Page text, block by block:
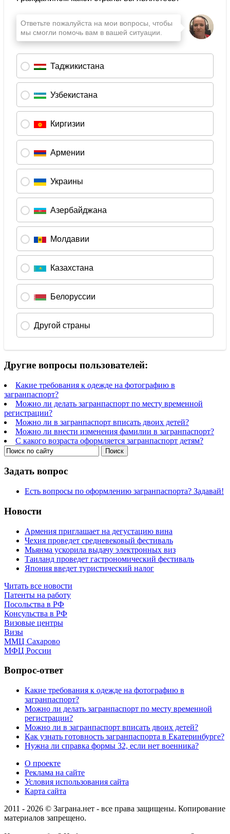
Другие вопросы пользователей:
Какие требования к одежде на фотографию в
загранпаспорт?
Можно ли делать загранпаспорт по месту временной
регистрации?
Можно ли в загранпаспорт вписать двоих детей?
Можно ли внести изменения фамилии в загранпаспорт?
С какого возраста оформляется загранпаспорт детям?
Задать вопрос
Есть вопросы по оформлению загранпаспорта? Задавай!
Новости
Армения приглашает на дегустацию вина
Чехия проведет средневековый фестиваль
Мьянма ускорила выдачу электронных виз
Таиланд проведет гастрономический фестиваль
Япония введет туристический налог
Читать все новости
Патенты на работу
Посольства в РФ
Консульства в РФ
Визовые центры
Визы
ММЦ Сахарово
МФЦ России
Вопрос-ответ
Какие требования к одежде на фотографию в
загранпаспорт?
Можно ли делать загранпаспорт по месту временной
регистрации?
Можно ли в загранпаспорт вписать двоих детей?
Как узнать готовность загранпаспорта в Екатеринбурге?
Нужна ли справка формы 32, если нет военника?
О проекте
Реклама на сайте
Условия использования сайта
Карта сайта
2011 - 2026 © Заграна.нет - все права защищены. Копирование
материалов запрещено.